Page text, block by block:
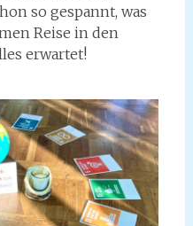
so gespannt, was
Reise in den
erwartet!